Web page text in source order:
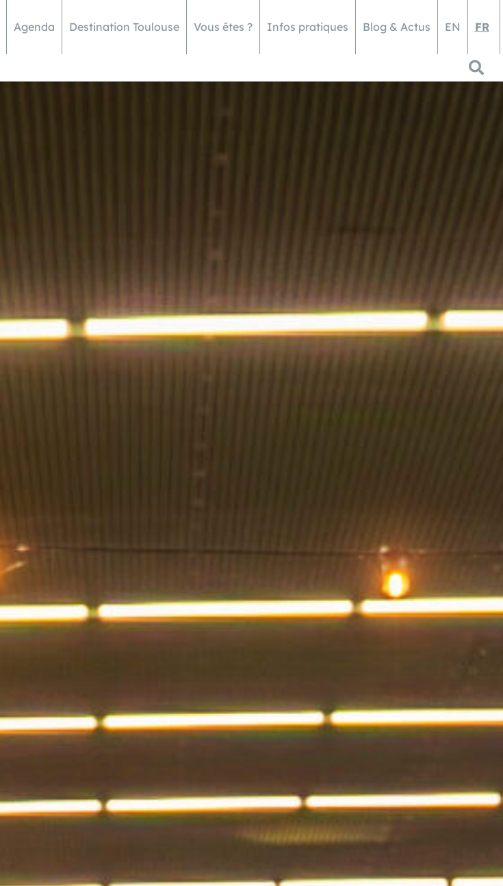
Agenda Destination Toulouse Vous êtes ? Infos pratiques Blog & Actus EN FR